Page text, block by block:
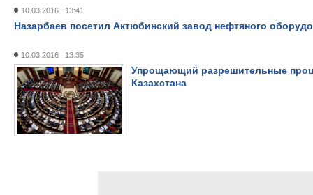
10.03.2016 13:41
Назарбаев посетил Актюбинский завод нефтяного
10.03.2016 13:35
Упрощающий разрешительные
Казахстана